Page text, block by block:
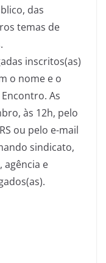
das
temas de
inscritos(as)
o nome e o
As
às 12h, pelo
ou pelo e-mail
sindicato,
agência e